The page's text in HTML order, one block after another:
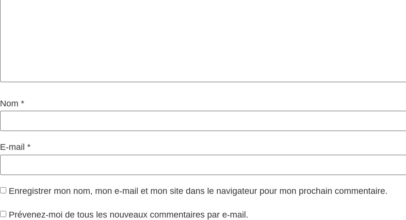
Nom *
E-mail *
Enregistrer mon nom, mon e-mail et mon site dans le navigateur pour mon prochain commentaire.
Prévenez-moi de tous les nouveaux commentaires par e-mail.